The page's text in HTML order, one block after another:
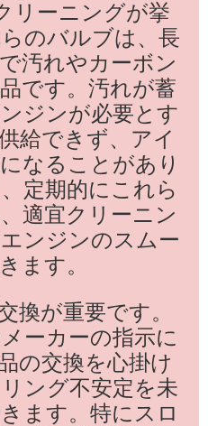
リーニングが挙
のバルブは、長
汚れやカーボン
です。汚れが蓄
ジンが必要とす
給できず、アイ
なることがあり
定期的にこれら
適宜クリーニン
ンジンのスムー
ます。
換が重要です。
ーカーの指示に
の交換を心掛け
ング不安定を未
ます。特にスロ